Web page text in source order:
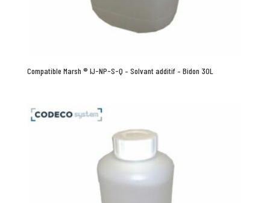
Compatible Marsh ® IJ-NP-S-Q – Solvant additif – Bidon 30L